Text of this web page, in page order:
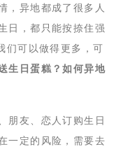
，异地都成了很多人
日，都只能按捺住强
们可以做得更多，可
生日蛋糕？如何异地
朋友、恋人订购生日
一定的风险，需要去